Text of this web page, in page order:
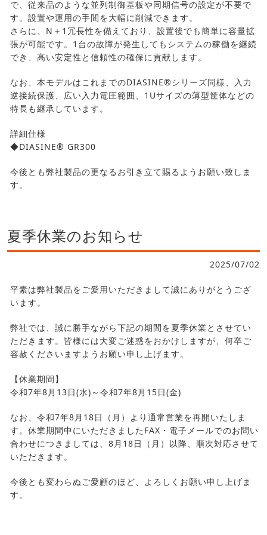
で、従来品のような並列制御基板や同期信号の設定が不要で
す。設置や運用の手間を大幅に削減できます。
さらに、N＋1冗長性を備えており、設置後でも簡単に容量拡
張が可能です。1台の故障が発生してもシステムの稼働を継続
でき、高い安定性と信頼性の確保に貢献します。
なお、本モデルはこれまでのDIASINE®シリーズ同様、入力
逆接続保護、広い入力電圧範囲、1Uサイズの薄型筐体などの
特長も継承しています。
詳細仕様
◆DIASINE® GR300
今後とも弊社製品の更なるお引き立て賜るようお願い致しま
す。
夏季休業のお知らせ
2025/07/02
平素は弊社製品をご愛用いただきまして誠にありがとうござ
います。
弊社では、誠に勝手ながら下記の期間を夏季休業とさせてい
ただきます。皆様には大変ご迷惑をおかけしますが、何卒ご
容赦くださいますようお願い申し上げます。
【休業期間】
令和7年8月13日(水)～令和7年8月15日(金)
なお、令和7年8月18日（月）より通常営業を再開いたしま
す。休業期間中にいただきましたFAX・電子メールでのお問い
合わせにつきましては、8月18日（月）以降、順次対応させて
いただきます。
今後とも変わらぬご愛顧のほど、よろしくお願い申し上げま
す。